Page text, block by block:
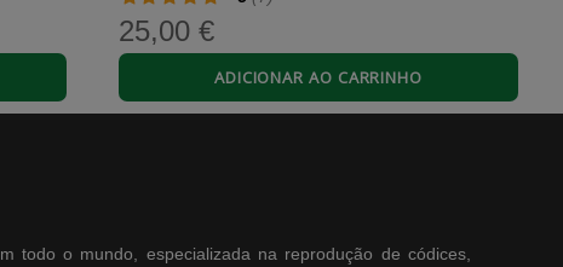
book and more so when a classy edition from Moleiro arrives.
25,00 €
ADICIONAR AO CARRINHO
todo o mundo, especializada na reprodução de códices,